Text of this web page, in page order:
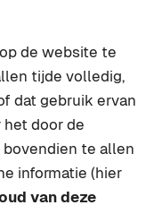
de website te
tijde volledig,
dat gebruik ervan
door de
te allen
informatie (hier
van deze